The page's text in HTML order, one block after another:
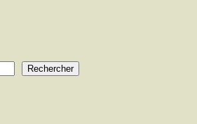
Rechercher